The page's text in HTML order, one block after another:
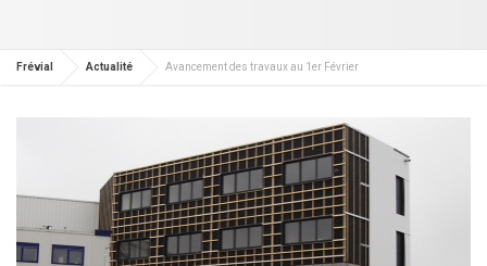
Frévial Actualité Avancement des travaux au 1er Février